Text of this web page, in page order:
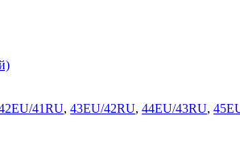
41RU, 43EU/42RU, 44EU/43RU,